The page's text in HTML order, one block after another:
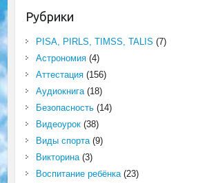
Рубрики
PISA, PIRLS, TIMSS, TALIS (7)
Астрономия(4)
Аттестация(156)
Аудиокнига(18)
Безопасность(14)
Видеоурок(38)
Виды спорта(9)
Викторина(3)
Воспитание ребёнка(23)